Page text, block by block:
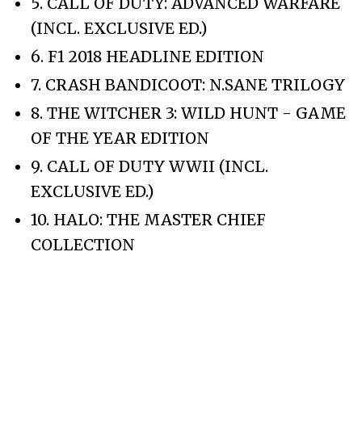
(INCL. EXCLUSIVE ED.)
6. F1 2018 HEADLINE EDITION
7. CRASH BANDICOOT: N.SANE TRILOGY
8. THE WITCHER 3: WILD HUNT - GAME
OF THE YEAR EDITION
9. CALL OF DUTY WWII (INCL.
EXCLUSIVE ED.)
10. HALO: THE MASTER CHIEF
COLLECTION